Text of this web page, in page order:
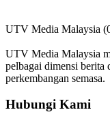
UTV Media Malaysia
UTV Media Malaysia
pelbagai dimensi berita
perkembangan semasa.
Hubungi Kami